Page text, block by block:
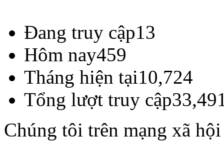
Đang truy cập13
Hôm nay459
Tháng hiện tại10,724
Tổng lượt truy cập
Chúng tôi trên mạng xã hội